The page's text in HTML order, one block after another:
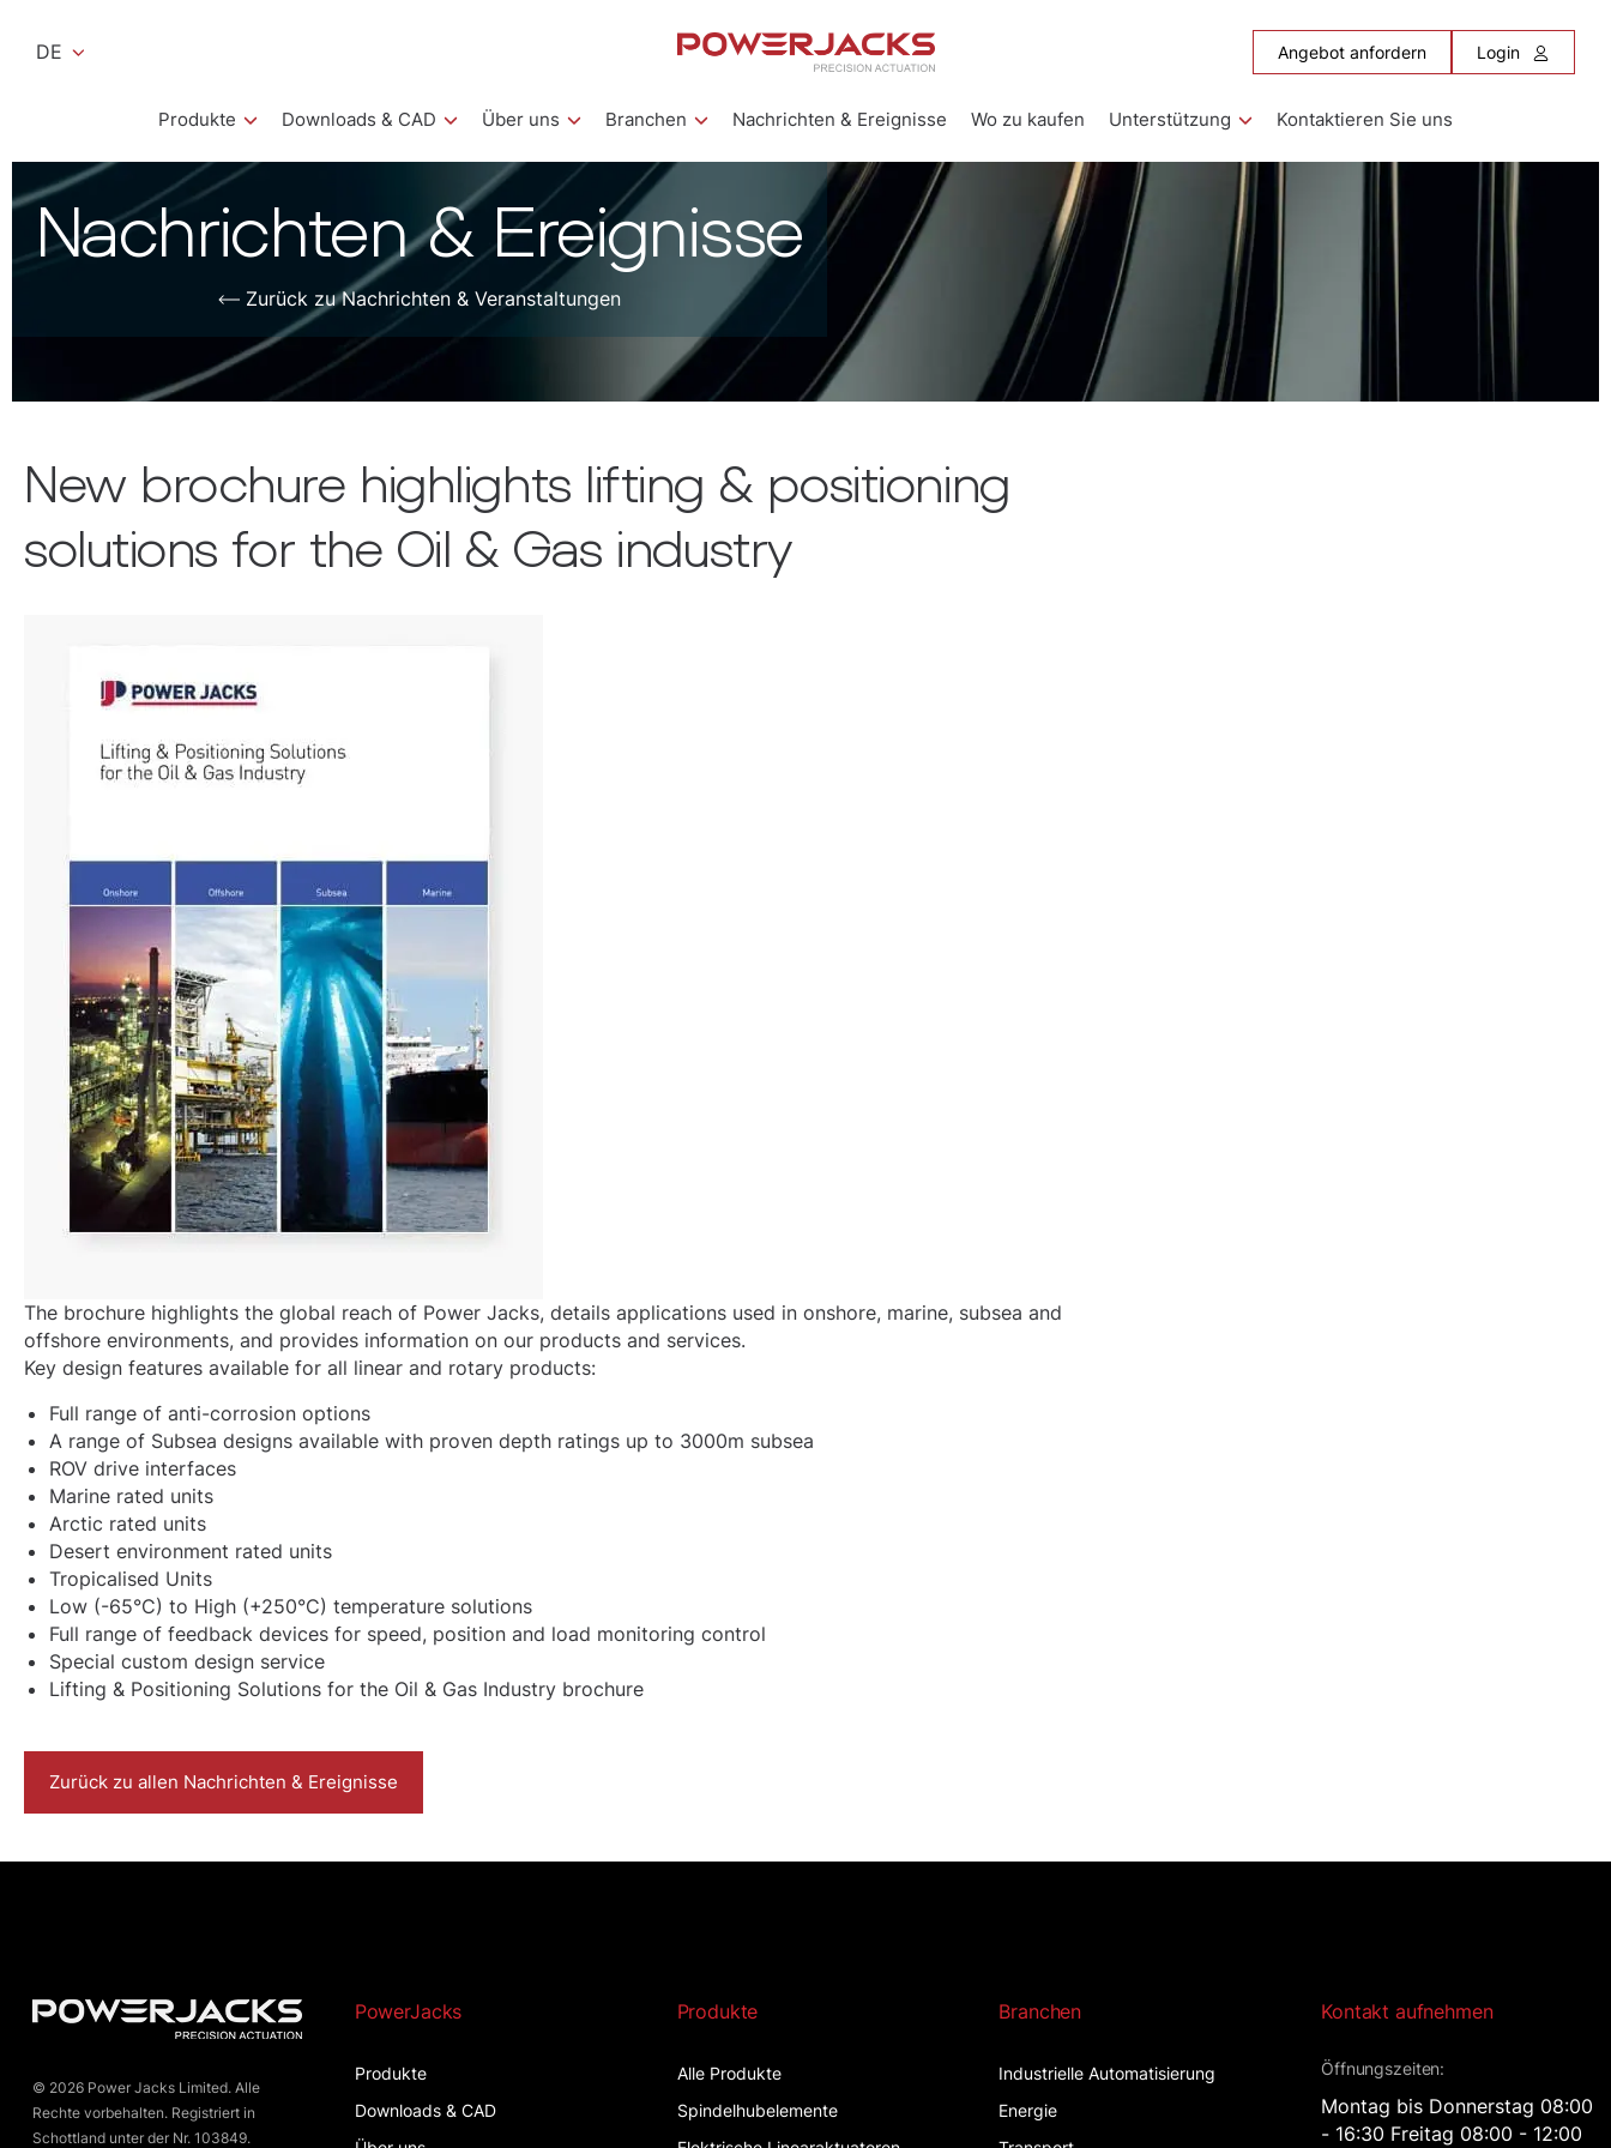
DE Angebot anfordern Login
Produkte Downloads & CAD Über uns Branchen Nachrichten & Ereignisse Wo zu kaufen Unterstützung Kontaktieren Sie uns
Nachrichten & Ereignisse
Zurück zu Nachrichten & Veranstaltungen
New brochure highlights lifting & positioning
solutions for the Oil & Gas industry
The brochure highlights the global reach of Power Jacks, details applications used in onshore, marine, subsea and
offshore environments, and provides information on our products and services.
Key design features available for all linear and rotary products:
Full range of anti-corrosion options
A range of Subsea designs available with proven depth ratings up to 3000m subsea
ROV drive interfaces
Marine rated units
Arctic rated units
Desert environment rated units
Tropicalised Units
Low (-65°C) to High (+250°C) temperature solutions
Full range of feedback devices for speed, position and load monitoring control
Special custom design service
Lifting & Positioning Solutions for the Oil & Gas Industry brochure
Zurück zu allen Nachrichten & Ereignisse
© 2026 Power Jacks Limited. Alle
Rechte vorbehalten. Registriert in
Schottland unter der Nr. 103849.
PowerJacks
Produkte
Downloads & CAD
Produkte
Alle Produkte
Spindelhubelemente
Branchen
Industrielle Automatisierung
Energie
Kontakt aufnehmen
Öffnungszeiten:
Montag bis Donnerstag 08:00
- 16:30 Freitag 08:00 - 12:00